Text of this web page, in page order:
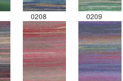
0208 0209